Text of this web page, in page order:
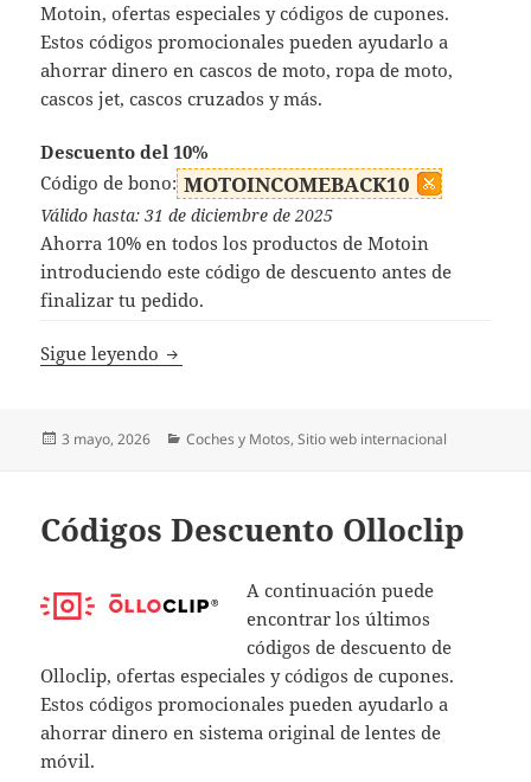
Motoin, ofertas especiales y códigos de cupones.
Estos códigos promocionales pueden ayudarlo a
ahorrar dinero en cascos de moto, ropa de moto,
cascos jet, cascos cruzados y más.
Descuento del 10%
Código de bono: MOTOINCOMEBACK10
Válido hasta: 31 de diciembre de 2025
Ahorra 10% en todos los productos de Motoin
introduciendo este código de descuento antes de
finalizar tu pedido.
Sigue leyendo Códigos Descuento Motoin
Publicado
3 mayo, 2026 Categorías
Coches y Motos,Sitio web internacional
Códigos Descuento Olloclip
A continuación puede
encontrar los últimos
códigos de descuento de
Olloclip, ofertas especiales y códigos de cupones.
Estos códigos promocionales pueden ayudarlo a
ahorrar dinero en sistema original de lentes de
móvil.